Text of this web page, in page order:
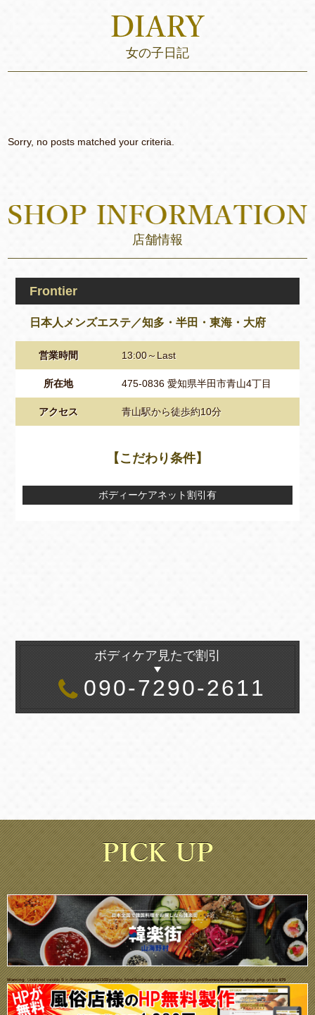
女の子日記
Sorry, no posts matched your criteria.
店舗情報
Frontier
日本人メンズエステ／知多・半田・東海・大府
営業時間 13:00～Last
所在地 475-0836 愛知県半田市青山4丁目
アクセス 青山駅から徒歩約10分
【こだわり条件】
ボディーケアネット割引有
ボディケア見たで割引
090-7290-2611
Warning: Undefined variable $i in/home/daisuke1102/public_html/bodycare-net.com/wp/wp-content/themes/ecco/single-shop.phpon line679